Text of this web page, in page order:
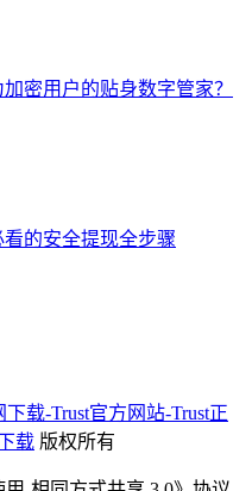
密用户的贴身数字管家？
的安全提现全步骤
下载-Trust官方网站-Trust正
载 版权所有